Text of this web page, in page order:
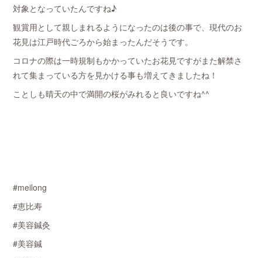
対象となっていたんですね♪
観賞用として親しまれるようになったのは後の事で、現代のお
花見は江戸時代ごろから始まったんだそうです。
コロナの際は一時規制もかかっていたお花見ですがまた解禁さ
れて集まっている方を見かける事も増えてきましたね！
ことしも晴天の中で満開の桜がみれると良いですね^^
#meilong
#恵比寿
#美容鍼灸
#美容鍼